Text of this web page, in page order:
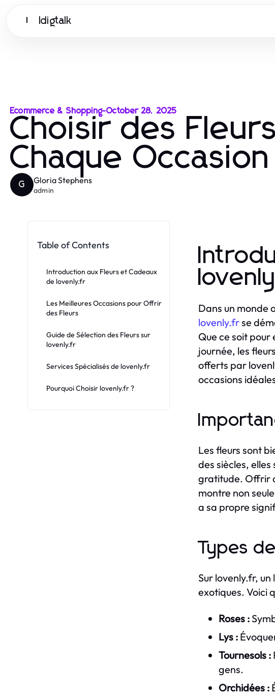
Idigtalk
Ecommerce & Shopping-October 28, 2025
Choisir des
Chaque
G Gloria Stephens
admin
Table of Contents
Introduction aux Fleurs et Cadeaux
de lovenly.fr
Les Meilleures Occasions pour Offrir
des Fleurs
Guide de Sélection des Fleurs sur
lovenly.fr
Services Spécialisés de lovenly.fr
Pourquoi Choisir lovenly.fr ?
Dans un monde
lovenly.frse
Que ce soit
journée, les
offerts par
occasions
Les fleurs sont
des siècles,
gratitude. Offrir
montre non
a sa propre
Types
Sur lovenly.fr,
exotiques. Voici
Roses :
Lys :
Tournesols :
gens.
Orchidées :